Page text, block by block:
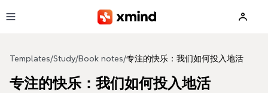
Templates/Study/Book notes/专注的快乐：我们如何投入地活
专注的快乐：我们如何投入地活